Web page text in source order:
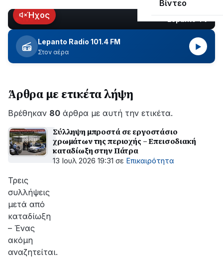
Βίντεο
Κωτσανά
για
τα
μεγάλα
έργα
LIVEΉχος
Lepanto Radio 101.4 FM
Στον αέρα
▶
Άρθρα με ετικέτα λήψη
Βρέθηκαν 80 άρθρα με αυτή την ετικέτα.
Σύλληψη μπροστά σε εργοστάσιο
χρωμάτων της περιοχής – Επεισοδιακή
καταδίωξη στην Πάτρα
13 Ιουλ 2026 19:31 σε Επικαιρότητα
Τρεις
συλλήψεις
μετά από
καταδίωξη
– Ένας
ακόμη
αναζητείται.